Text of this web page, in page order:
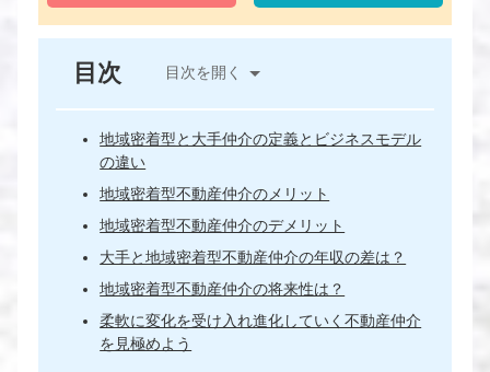
目次 目次を開く
地域密着型と大手仲介の定義とビジネスモデル
の違い
地域密着型不動産仲介のメリット
地域密着型不動産仲介のデメリット
大手と地域密着型不動産仲介の年収の差は？
地域密着型不動産仲介の将来性は？
柔軟に変化を受け入れ進化していく不動産仲介
を見極めよう